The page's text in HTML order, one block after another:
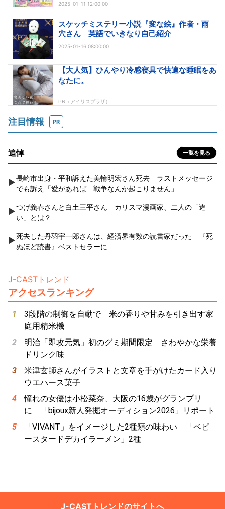
2025-01-11 12:00:00
スケッチミステリー小説『変な絵』作者・雨
穴さん 英語でいきなり自己紹介
2025-01-16 08:00:00
注目情報 PR
追悼 一覧を見る
長崎市出身・平和訴えた美輪明宏さん死去 ラストメッセージ
でも訴え「愛があれば 戦争なんか起こりません」
つげ義春さんと白土三平さん カリスマ漫画家、二人の「違
い」とは？
死去した丹羽宇一郎さんは、経済界有数の読書家だった 『死
ぬほど読書』ベストセラーに
J-CASTトレンド
アクセスランキング
3段階の制御を自動で 米の香りや甘みを引き出す家
庭用精米機
明治「即攻元気」初のグミ期間限定 さわやかな栄養
ドリンク味
米津玄師さんがイラストと文章を手がけたカード入り
ウエハース菓子
憧れの女優は小松菜奈、大阪の16歳がグランプリ
に 「bijoux新人発掘オーディション2026」リポート
「VIVANT」をイメージした2種類の味わい 「ベビ
ースタードデカイラーメン」2種
J-CASTトレンドのサイトへ